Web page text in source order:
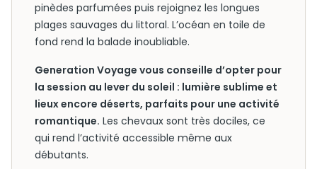
pinèdes parfumées puis rejoignez les longues
plages sauvages du littoral. L’océan en toile de
fond rend la balade inoubliable.
Generation Voyage vous conseille d’opter pour
la session au lever du soleil : lumière sublime et
lieux encore déserts, parfaits pour une activité
romantique. Les chevaux sont très dociles, ce
qui rend l’activité accessible même aux
débutants.